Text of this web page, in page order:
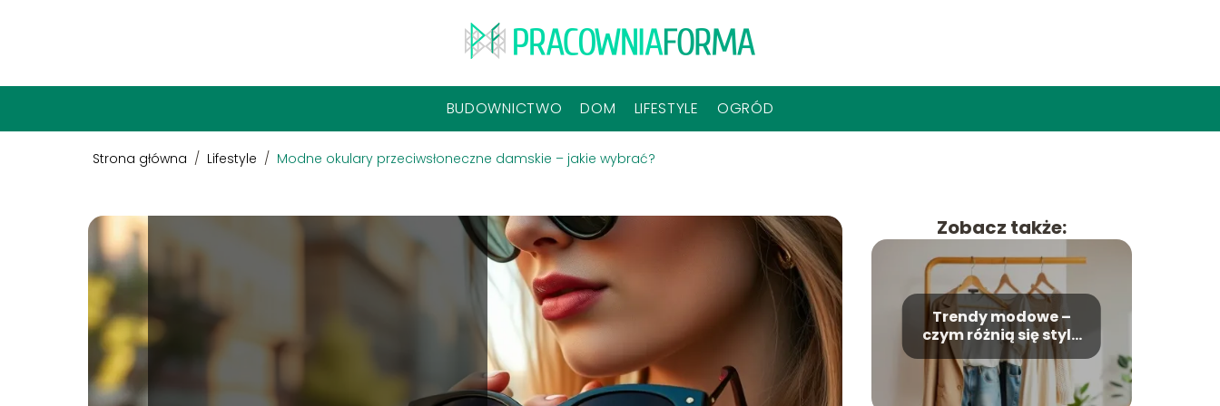
BUDOWNICTWO DOM LIFESTYLE OGRÓD
Strona główna / Lifestyle / Modne okulary przeciwsłoneczne damskie – jakie wybrać?
Zobacz także:
Trendy modowe –
czym różnią się style
na kolejne sezony?